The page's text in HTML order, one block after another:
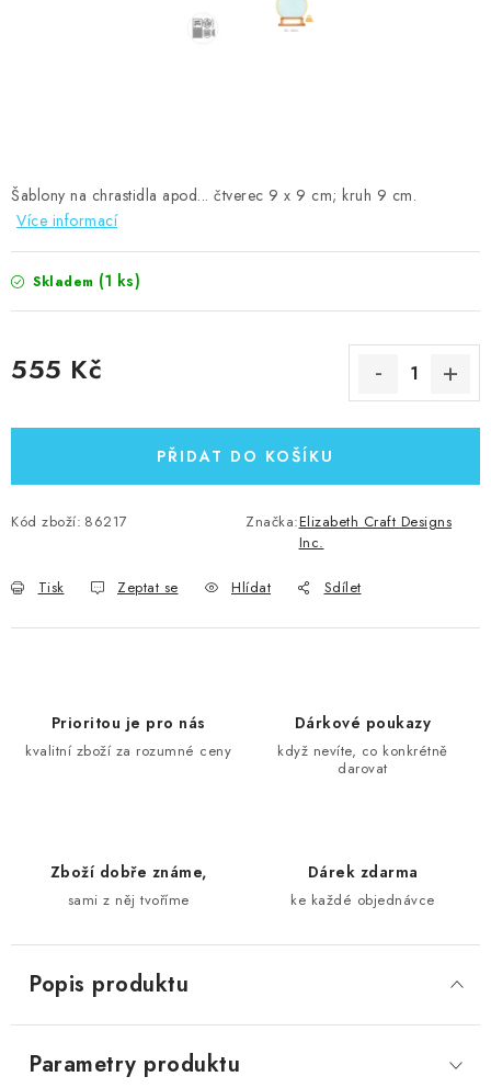
Moje objednávka
Šablony na chrastidla apod... čtverec 9 x 9 cm; kruh 9 cm.
Více informací
Skladem (1 ks)
555 Kč
PŘIDAT DO KOŠÍKU
Kód zboží: 86217 Značka:Elizabeth Craft Designs
Inc.
Tisk Zeptat se Hlídat Sdílet
Prioritou je pro nás
kvalitní zboží za rozumné ceny
Dárkové poukazy
když nevíte, co konkrétně
darovat
Zboží dobře známe,
sami z něj tvoříme
Dárek zdarma
ke každé objednávce
Popis produktu
Parametry produktu